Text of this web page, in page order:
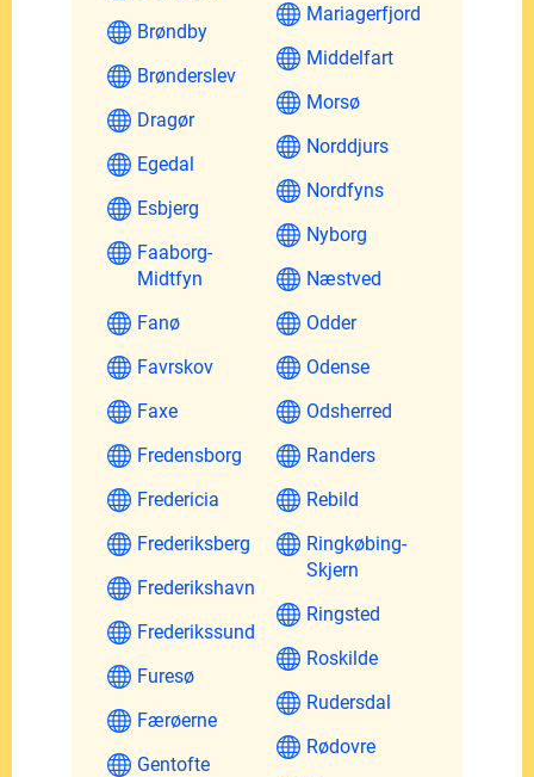
Brøndby
Brønderslev
Dragør
Egedal
Esbjerg
Faaborg-
Midtfyn
Fanø
Favrskov
Faxe
Fredensborg
Fredericia
Frederiksberg
Frederikshavn
Frederikssund
Furesø
Færøerne
Gentofte
Mariagerfjord
Middelfart
Morsø
Norddjurs
Nordfyns
Nyborg
Næstved
Odder
Odense
Odsherred
Randers
Rebild
Ringkøbing-
Skjern
Ringsted
Roskilde
Rudersdal
Rødovre